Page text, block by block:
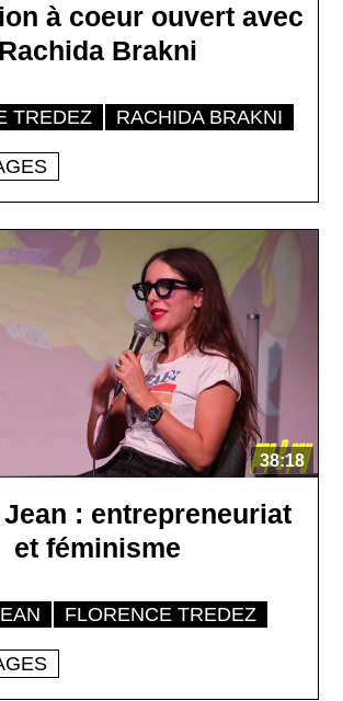
à coeur ouvert avec
Rachida Brakni
TREDEZ RACHIDA BRAKNI
38:18
: entrepreneuriat
et féminisme
FLORENCE TREDEZ